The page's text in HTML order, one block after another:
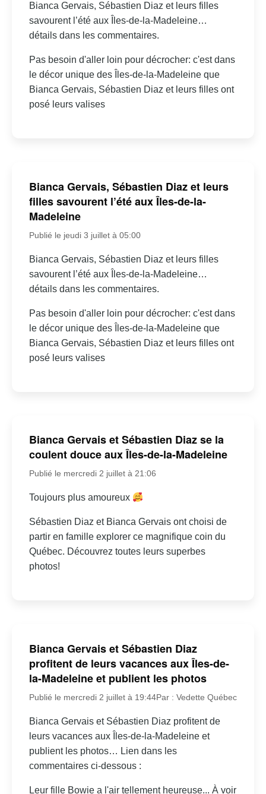
Bianca Gervais, Sébastien Diaz et leurs filles
savourent l’été aux Îles-de-la-Madeleine…
détails dans les commentaires.
Pas besoin d'aller loin pour décrocher: c'est dans
le décor unique des Îles-de-la-Madeleine que
Bianca Gervais, Sébastien Diaz et leurs filles ont
posé leurs valises
Bianca Gervais, Sébastien Diaz et leurs
filles savourent l’été aux Îles-de-la-
Madeleine
Publié le jeudi 3 juillet à 05:00
Bianca Gervais, Sébastien Diaz et leurs filles
savourent l’été aux Îles-de-la-Madeleine…
détails dans les commentaires.
Pas besoin d'aller loin pour décrocher: c'est dans
le décor unique des Îles-de-la-Madeleine que
Bianca Gervais, Sébastien Diaz et leurs filles ont
posé leurs valises
Bianca Gervais et Sébastien Diaz se la
coulent douce aux Îles-de-la-Madeleine
Publié le mercredi 2 juillet à 21:06
Toujours plus amoureux
Sébastien Diaz et Bianca Gervais ont choisi de
partir en famille explorer ce magnifique coin du
Québec. Découvrez toutes leurs superbes
photos!
Bianca Gervais et Sébastien Diaz
profitent de leurs vacances aux Îles-de-
la-Madeleine et publient les photos
Publié le mercredi 2 juillet à 19:44Par : Vedette Québec
Bianca Gervais et Sébastien Diaz profitent de
leurs vacances aux Îles-de-la-Madeleine et
publient les photos… Lien dans les
commentaires ci-dessous :
Leur fille Bowie a l'air tellement heureuse... À voir